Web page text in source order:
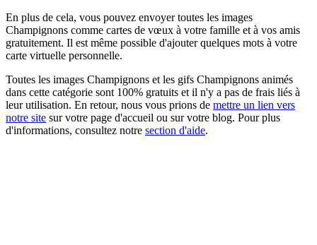
En plus de cela, vous pouvez envoyer toutes les images
Champignons comme cartes de vœux à votre famille et à vos amis
gratuitement. Il est même possible d'ajouter quelques mots à votre
carte virtuelle personnelle.
Toutes les images Champignons et les gifs Champignons animés
dans cette catégorie sont 100% gratuits et il n'y a pas de frais liés à
leur utilisation. En retour, nous vous prions de mettre un lien vers
notre site sur votre page d'accueil ou sur votre blog. Pour plus
d'informations, consultez notre section d'aide.